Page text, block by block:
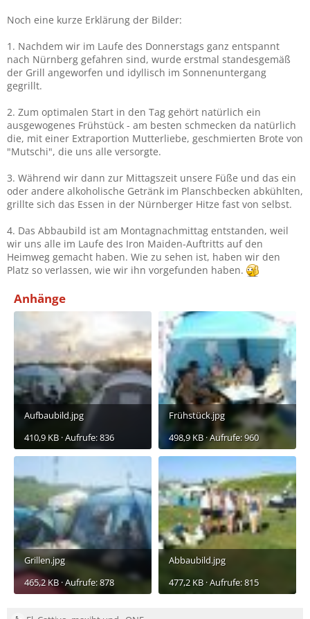
Noch eine kurze Erklärung der Bilder:
1. Nachdem wir im Laufe des Donnerstags ganz entspannt
nach Nürnberg gefahren sind, wurde erstmal standesgemäß
der Grill angeworfen und idyllisch im Sonnenuntergang
gegrillt.
2. Zum optimalen Start in den Tag gehört natürlich ein
ausgewogenes Frühstück - am besten schmecken da natürlich
die, mit einer Extraportion Mutterliebe, geschmierten Brote von
"Mutschi", die uns alle versorgte.
3. Während wir dann zur Mittagszeit unsere Füße und das ein
oder andere alkoholische Getränk im Planschbecken abkühlten,
grillte sich das Essen in der Nürnberger Hitze fast von selbst.
4. Das Abbaubild ist am Montagnachmittag entstanden, weil
wir uns alle im Laufe des Iron Maiden-Auftritts auf den
Heimweg gemacht haben. Wie zu sehen ist, haben wir den
Platz so verlassen, wie wir ihn vorgefunden haben.
Anhänge
Aufbaubild.jpg
410,9 KB · Aufrufe: 836
Frühstück.jpg
498,9 KB · Aufrufe: 960
Grillen.jpg
465,2 KB · Aufrufe: 878
Abbaubild.jpg
477,2 KB · Aufrufe: 815